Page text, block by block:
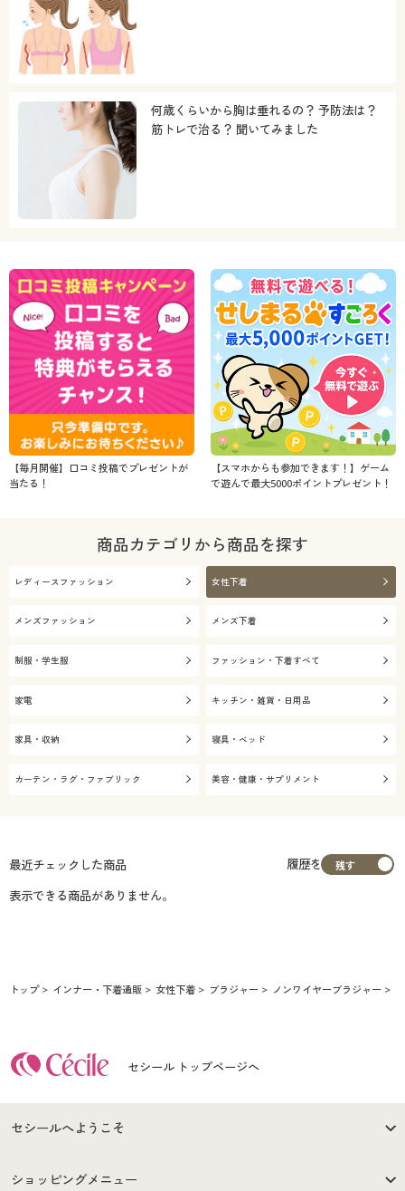
何歳くらいから胸は垂れるの？ 予防法は？
筋トレで治る？ 聞いてみました
【毎月開催】口コミ投稿でプレゼントが
当たる！
【スマホからも参加できます！】ゲーム
で遊んで最大5000ポイントプレゼント！
商品カテゴリから商品を探す
レディースファッション 女性下着
メンズファッション メンズ下着
制服・学生服 ファッション・下着すべて
家電 キッチン・雑貨・日用品
家具・収納 寝具・ベッド
カーテン・ラグ・ファブリック 美容・健康・サプリメント
最近チェックした商品
履歴を
表示できる商品がありません。
トップ インナー・下着通販 女性下着 ブラジャー ノンワイヤーブラジャー
セシール トップページへ
セシールへようこそ
はじめての方へ
ショッピングメニュー